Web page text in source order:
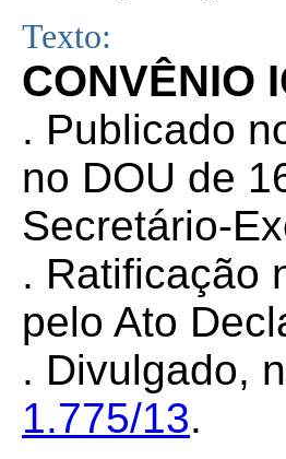
Texto:
CONVÊNIO
. Publicado
no DOU de
Secretário-
. Ratificação
pelo Ato
. Divulgado,
1.775/13.